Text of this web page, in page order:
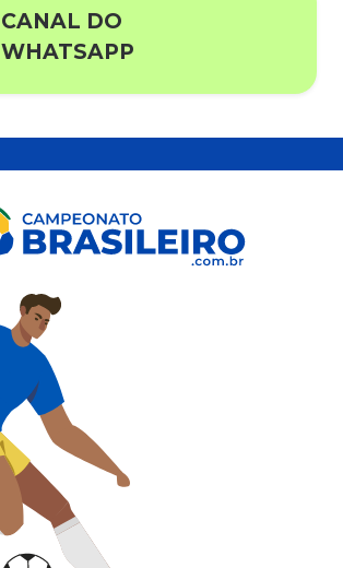
CANAL DO
WHATSAPP